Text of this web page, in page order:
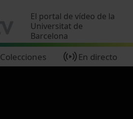
El portal de vídeo de la
Universitat de
Barcelona
Colecciones En directo